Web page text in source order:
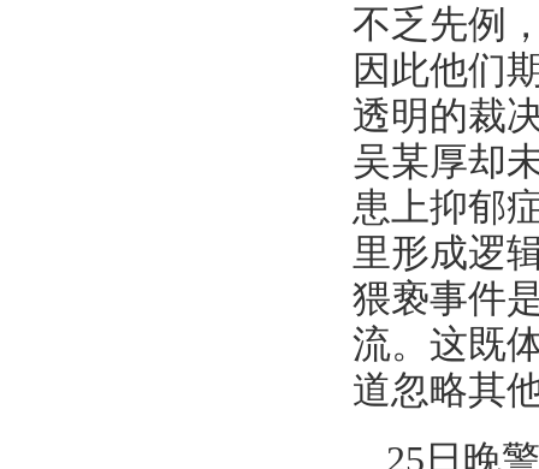
不乏先例
因此他们
透明的裁
吴某厚却
患上抑郁
里形成逻
猥亵事件
流。这既
道忽略其
25日晚